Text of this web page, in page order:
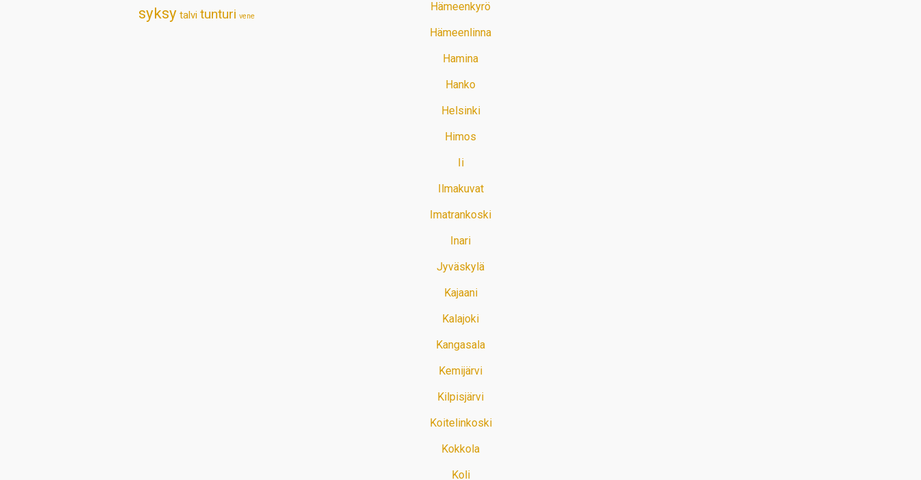
syksy talvi tunturi vene
Hämeenkyrö
Hämeenlinna
Hamina
Hanko
Helsinki
Himos
Ii
Ilmakuvat
Imatrankoski
Inari
Jyväskylä
Kajaani
Kalajoki
Kangasala
Kemijärvi
Kilpisjärvi
Koitelinkoski
Kokkola
Koli